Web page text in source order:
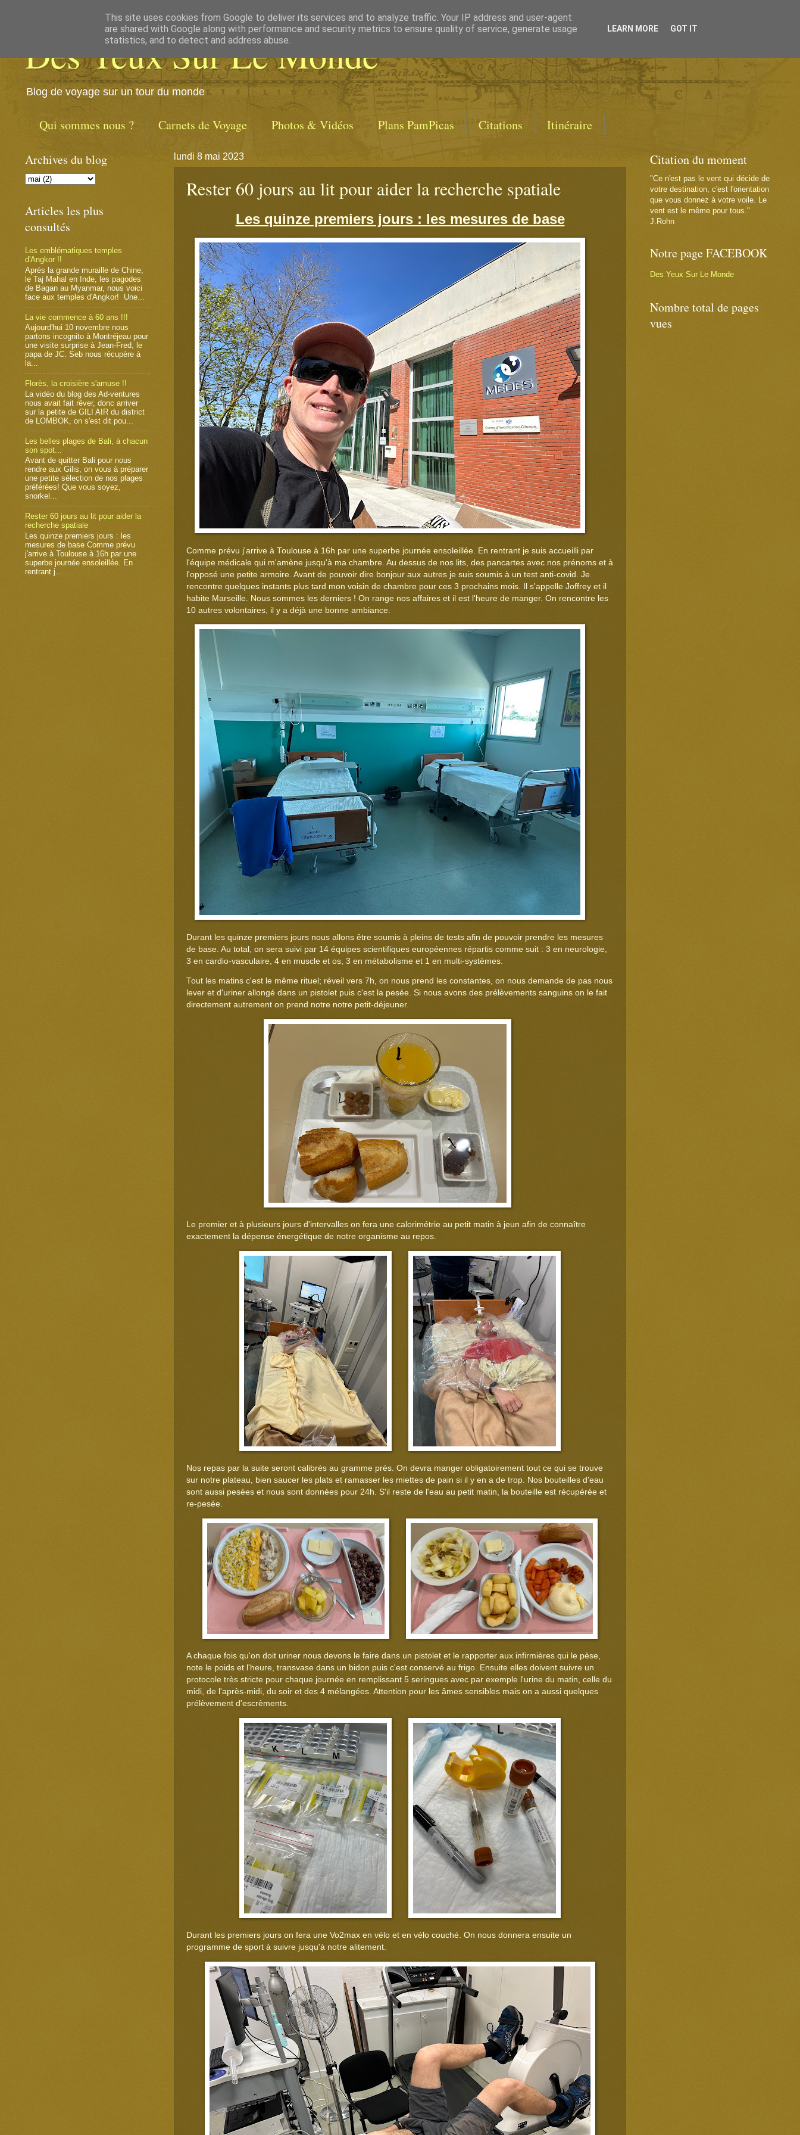
Des Yeux Sur Le Monde
Blog de voyage sur un tour du monde
Qui sommes nous ? Carnets de Voyage Photos & Vidéos Plans PamPicas Citations Itinéraire
lundi 8 mai 2023
Rester 60 jours au lit pour aider la recherche spatiale
Les quinze premiers jours : les mesures de base
Comme prévu j'arrive à Toulouse à 16h par une superbe journée ensoleillée. En rentrant je suis accueilli par
l'équipe médicale qui m'amène jusqu'à ma chambre. Au dessus de nos lits, des pancartes avec nos prénoms et à
l'opposé une petite armoire. Avant de pouvoir dire bonjour aux autres je suis soumis à un test anti-covid. Je
rencontre quelques instants plus tard mon voisin de chambre pour ces 3 prochains mois. Il s'appelle Joffrey et il
habite Marseille. Nous sommes les derniers ! On range nos affaires et il est l'heure de manger. On rencontre les
10 autres volontaires, il y a déjà une bonne ambiance.
Durant les quinze premiers jours nous allons être soumis à pleins de tests afin de pouvoir prendre les mesures
de base. Au total, on sera suivi par 14 équipes scientifiques européennes répartis comme suit : 3 en neurologie,
3 en cardio-vasculaire, 4 en muscle et os, 3 en métabolisme et 1 en multi-systèmes.
Tout les matins c'est le même rituel; réveil vers 7h, on nous prend les constantes, on nous demande de pas nous
lever et d'uriner allongé dans un pistolet puis c'est la pesée. Si nous avons des prélèvements sanguins on le fait
directement autrement on prend notre notre petit-déjeuner.
Le premier et à plusieurs jours d'intervalles on fera une calorimétrie au petit matin à jeun afin de connaître
exactement la dépense énergétique de notre organisme au repos.
Nos repas par la suite seront calibrés au gramme près. On devra manger obligatoirement tout ce qui se trouve
sur notre plateau, bien saucer les plats et ramasser les miettes de pain si il y en a de trop. Nos bouteilles d'eau
sont aussi pesées et nous sont données pour 24h. S'il reste de l'eau au petit matin, la bouteille est récupérée et
re-pesée.
A chaque fois qu'on doit uriner nous devons le faire dans un pistolet et le rapporter aux infirmières qui le pèse,
note le poids et l'heure, transvase dans un bidon puis c'est conservé au frigo. Ensuite elles doivent suivre un
protocole très stricte pour chaque journée en remplissant 5 seringues avec par exemple l'urine du matin, celle du
midi, de l'après-midi, du soir et des 4 mélangées. Attention pour les âmes sensibles mais on a aussi quelques
prélèvement d'escrèments.
Durant les premiers jours on fera une Vo2max en vélo et en vélo couché. On nous donnera ensuite un
programme de sport à suivre jusqu'à notre alitement.
Archives du blog
Articles les plus
consultés
Les emblématiques temples
d'Angkor !!
Après la grande muraille de Chine,
le Taj Mahal en Inde, les pagodes
de Bagan au Myanmar, nous voici
face aux temples d'Angkor! Une...
La vie commence à 60 ans !!!
Aujourd'hui 10 novembre nous
partons incognito à Montréjeau pour
une visite surprise à Jean-Fred, le
papa de JC. Seb nous récupère à
la...
Florès, la croisière s'amuse !!
La vidéo du blog des Ad-ventures
nous avait fait rêver, donc arriver
sur la petite de GILI AIR du district
de LOMBOK, on s'est dit pou...
Les belles plages de Bali, à chacun
son spot...
Avant de quitter Bali pour nous
rendre aux Gilis, on vous à préparer
une petite sélection de nos plages
préférées! Que vous soyez,
snorkel...
Rester 60 jours au lit pour aider la
recherche spatiale
Les quinze premiers jours : les
mesures de base Comme prévu
j'arrive à Toulouse à 16h par une
superbe journée ensoleillée. En
rentrant j...
Citation du moment
"Ce n'est pas le vent qui décide de
votre destination, c'est l'orientation
que vous donnez à votre voile. Le
vent est le même pour tous."
J.Rohn
Notre page FACEBOOK
Des Yeux Sur Le Monde
Nombre total de pages
vues
This site uses cookies from Google to deliver its services and to analyze traffic. Your IP address and user-agent
are shared with Google along with performance and security metrics to ensure quality of service, generate usage
statistics, and to detect and address abuse.
LEARN MORE GOT IT